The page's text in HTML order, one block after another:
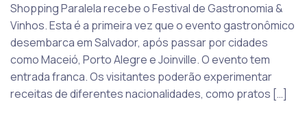
Shopping Paralela recebe o Festival de Gastronomia &
Vinhos. Esta é a primeira vez que o evento gastronômico
desembarca em Salvador, após passar por cidades
como Maceió, Porto Alegre e Joinville. O evento tem
entrada franca. Os visitantes poderão experimentar
receitas de diferentes nacionalidades, como pratos […]